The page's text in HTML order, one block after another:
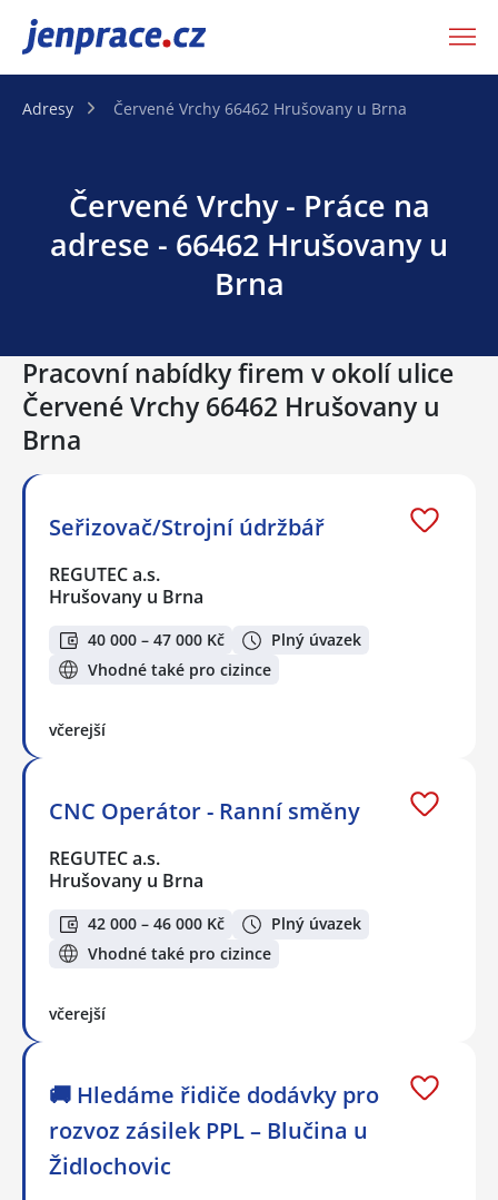
JenPráce.cz
Adresy Červené Vrchy 66462 Hrušovany u Brna
Červené Vrchy - Práce na
adrese - 66462 Hrušovany u
Brna
Pracovní nabídky firem v okolí ulice
Červené Vrchy 66462 Hrušovany u
Brna
Seřizovač/Strojní údržbář
REGUTEC a.s.
Hrušovany u Brna
40 000 – 47 000 Kč
Plný úvazek
Vhodné také pro cizince
včerejší
CNC Operátor - Ranní směny
REGUTEC a.s.
Hrušovany u Brna
42 000 – 46 000 Kč
Plný úvazek
Vhodné také pro cizince
včerejší
🚚 Hledáme řidiče dodávky pro
rozvoz zásilek PPL – Blučina u
Židlochovic